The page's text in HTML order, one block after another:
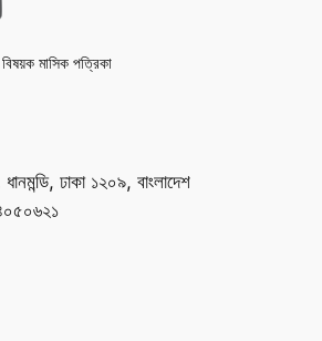
মাসিক পত্রিকা
ঢাকা ১২০৯, বাংলাদেশ